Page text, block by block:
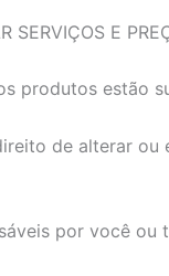
SERVIÇOS E
produtos estão
de alterar
por você